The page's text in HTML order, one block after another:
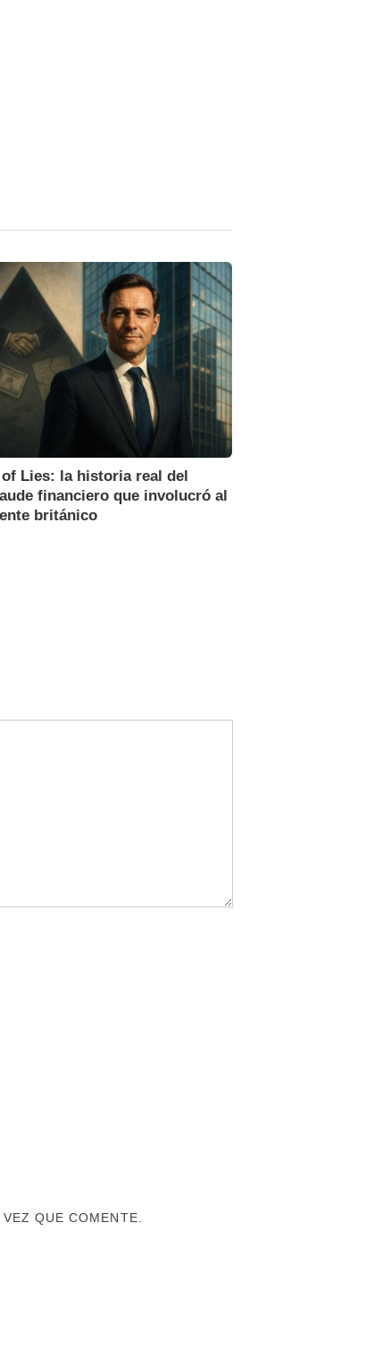
Lies: la historia real del
financiero que involucró al
británico
QUE COMENTE.